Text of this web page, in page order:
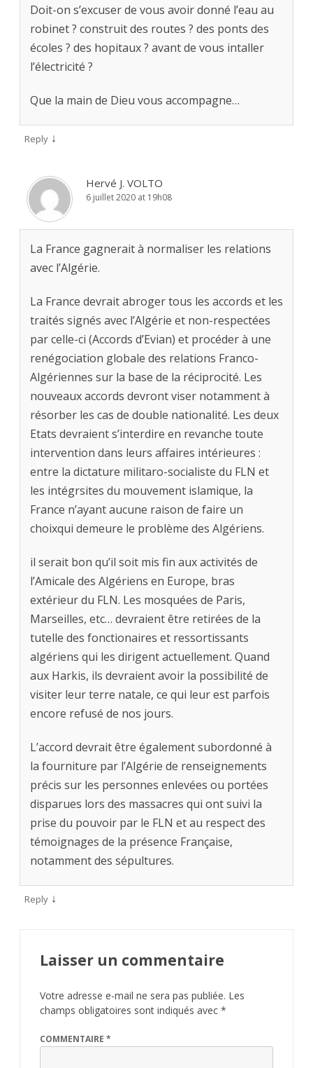
Doit-on s’excuser de vous avoir donné l’eau au
robinet ? construit des routes ? des ponts des
écoles ? des hopitaux ? avant de vous intaller
l’électricité ?
Que la main de Dieu vous accompagne…
Reply ↓
Hervé J. VOLTO
6 juillet 2020 at 19h08
La France gagnerait à normaliser les relations
avec l’Algérie.
La France devrait abroger tous les accords et les
traités signés avec l’Algérie et non-respectées
par celle-ci (Accords d’Evian) et procéder à une
renégociation globale des relations Franco-
Algériennes sur la base de la réciprocité. Les
nouveaux accords devront viser notamment à
résorber les cas de double nationalité. Les deux
Etats devraient s’interdire en revanche toute
intervention dans leurs affaires intérieures :
entre la dictature militaro-socialiste du FLN et
les intégrsites du mouvement islamique, la
France n’ayant aucune raison de faire un
choixqui demeure le problème des Algériens.
il serait bon qu’il soit mis fin aux activités de
l’Amicale des Algériens en Europe, bras
extérieur du FLN. Les mosquées de Paris,
Marseilles, etc… devraient être retirées de la
tutelle des fonctionaires et ressortissants
algériens qui les dirigent actuellement. Quand
aux Harkis, ils devraient avoir la possibilité de
visiter leur terre natale, ce qui leur est parfois
encore refusé de nos jours.
L’accord devrait être également subordonné à
la fourniture par l’Algérie de renseignements
précis sur les personnes enlevées ou portées
disparues lors des massacres qui ont suivi la
prise du pouvoir par le FLN et au respect des
témoignages de la présence Française,
notamment des sépultures.
Reply ↓
Laisser un commentaire
Votre adresse e-mail ne sera pas publiée. Les
champs obligatoires sont indiqués avec *
COMMENTAIRE *